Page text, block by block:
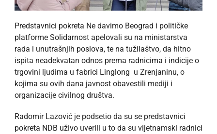
Predstavnici pokreta Ne davimo Beograd i političke
platforme Solidarnost apelovali su na ministarstva
rada i unutrašnjih poslova, te na tužilaštvo, da hitno
ispita neadekvatan odnos prema radnicima i indicije o
trgovini ljudima u fabrici Linglong u Zrenjaninu, o
kojima su ovih dana javnost obavestili mediji i
organizacije civilnog društva.
Radomir Lazović je podsetio da su se predstavnici
pokreta NDB uživo uverili u to da su vijetnamski radnici